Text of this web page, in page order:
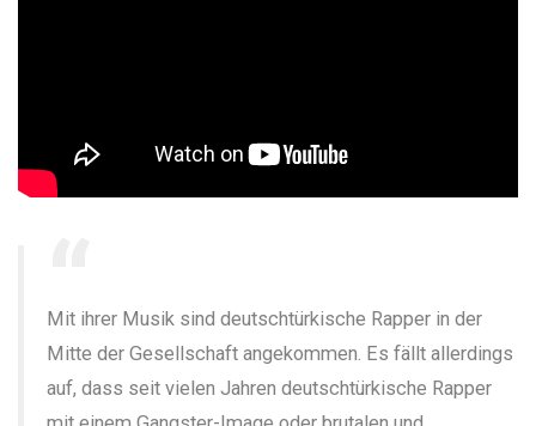
Mit ihrer Musik sind deutschtürkische Rapper in der
Mitte der Gesellschaft angekommen. Es fällt allerdings
auf, dass seit vielen Jahren deutschtürkische Rapper